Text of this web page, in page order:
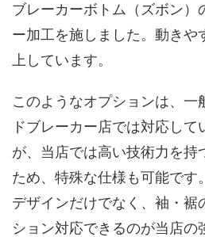
ブレーカーボトム（ズボン）
ー加工を施しました。動きや
上しています。
このようなオプションは、一
ドブレーカー店では対応し
が、当店では高い技術力を持
ため、特殊な仕様も可能です。
デザインだけでなく、袖・裾
ション対応できるのが当店の